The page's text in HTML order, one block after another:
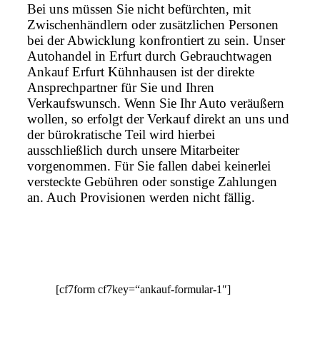
Bei uns müssen Sie nicht befürchten, mit
Zwischenhändlern oder zusätzlichen Personen
bei der Abwicklung konfrontiert zu sein. Unser
Autohandel in Erfurt durch Gebrauchtwagen
Ankauf Erfurt Kühnhausen ist der direkte
Ansprechpartner für Sie und Ihren
Verkaufswunsch. Wenn Sie Ihr Auto veräußern
wollen, so erfolgt der Verkauf direkt an uns und
der bürokratische Teil wird hierbei
ausschließlich durch unsere Mitarbeiter
vorgenommen. Für Sie fallen dabei keinerlei
versteckte Gebühren oder sonstige Zahlungen
an. Auch Provisionen werden nicht fällig.
[cf7form cf7key=“ankauf-formular-1″]